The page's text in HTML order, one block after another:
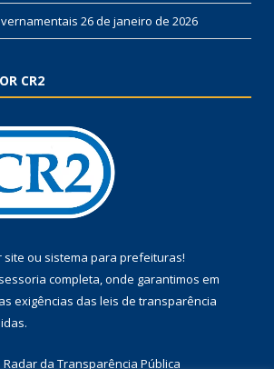
26 de janeiro de 2026
CR2
site ou sistema para prefeituras!
completa, onde garantimos em
exigências das leis de transparência
Radar da Transparência Pública